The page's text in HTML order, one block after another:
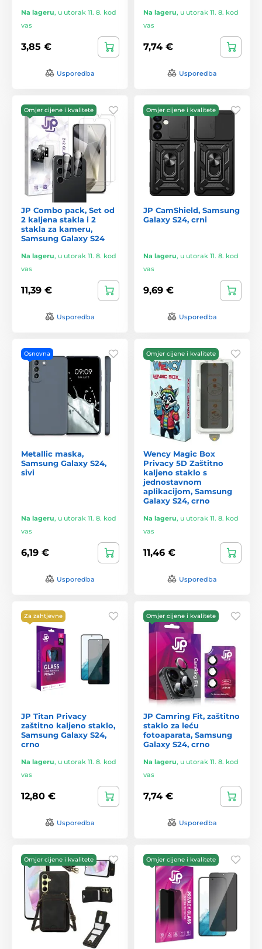
Na lageru, u utorak 11. 8. kod
vas
3,85 €
Usporedba
Na lageru, u utorak 11. 8. kod
vas
7,74 €
Usporedba
Omjer cijene i kvalitete
JP Combo pack, Set od
2 kaljena stakla i 2
stakla za kameru,
Samsung Galaxy S24
Na lageru, u utorak 11. 8. kod
vas
11,39 €
Usporedba
Omjer cijene i kvalitete
JP CamShield, Samsung
Galaxy S24, crni
Na lageru, u utorak 11. 8. kod
vas
9,69 €
Usporedba
Osnovna
Metallic maska,
Samsung Galaxy S24,
sivi
Na lageru, u utorak 11. 8. kod
vas
6,19 €
Usporedba
Omjer cijene i kvalitete
Wency Magic Box
Privacy 5D Zaštitno
kaljeno staklo s
jednostavnom
aplikacijom, Samsung
Galaxy S24, crno
Na lageru, u utorak 11. 8. kod
vas
11,46 €
Usporedba
Za zahtjevne
JP Titan Privacy
zaštitno kaljeno staklo,
Samsung Galaxy S24,
crno
Na lageru, u utorak 11. 8. kod
vas
12,80 €
Usporedba
Omjer cijene i kvalitete
JP Camring Fit, zaštitno
staklo za leću
fotoaparata, Samsung
Galaxy S24, crno
Na lageru, u utorak 11. 8. kod
vas
7,74 €
Usporedba
Omjer cijene i kvalitete Omjer cijene i kvalitete